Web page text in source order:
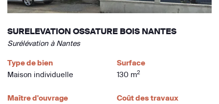
SURELEVATION OSSATURE BOIS NANTES
Surélévation à Nantes
Type de bien
Maison individuelle
Surface
130 m2
Maître d'ouvrage
Coût des travaux